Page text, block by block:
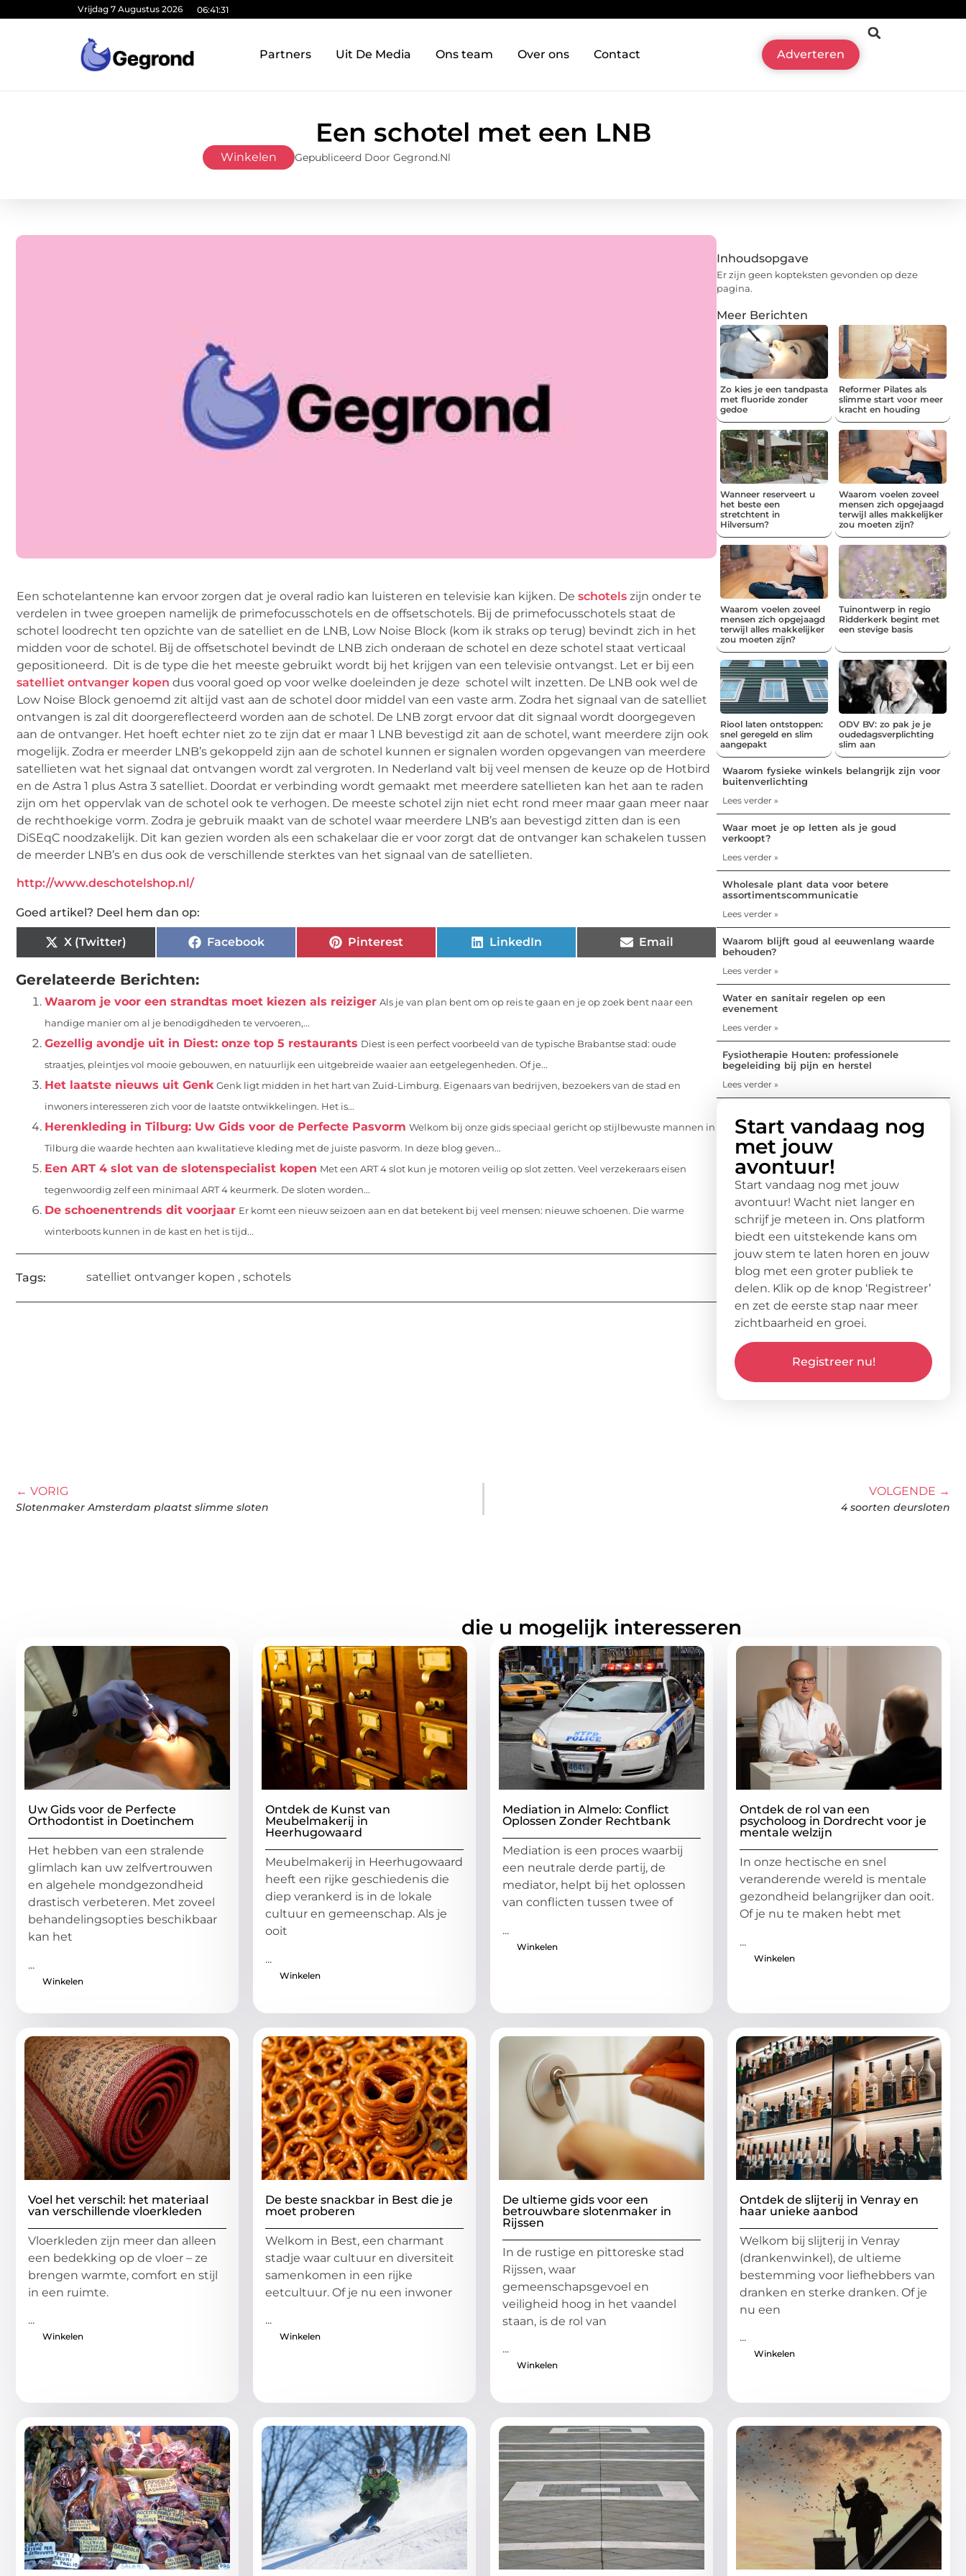
Vrijdag 7 Augustus 2026 06:41:32
Partners Uit De Media Ons team Over ons Contact Adverteren
Een schotel met een LNB
Winkelen Gepubliceerd Door Gegrond.nl
Een schotelantenne kan ervoor zorgen dat je overal radio kan luisteren en televisie kan kijken. De schotels zijn onder te
verdelen in twee groepen namelijk de primefocusschotels en de offsetschotels. Bij de primefocusschotels staat de
schotel loodrecht ten opzichte van de satelliet en de LNB, Low Noise Block (kom ik straks op terug) bevindt zich in het
midden voor de schotel. Bij de offsetschotel bevindt de LNB zich onderaan de schotel en deze schotel staat verticaal
gepositioneerd. Dit is de type die het meeste gebruikt wordt bij het krijgen van een televisie ontvangst. Let er bij een
satelliet ontvanger kopen dus vooral goed op voor welke doeleinden je deze schotel wilt inzetten. De LNB ook wel de
Low Noise Block genoemd zit altijd vast aan de schotel door middel van een vaste arm. Zodra het signaal van de satelliet
ontvangen is zal dit doorgereflecteerd worden aan de schotel. De LNB zorgt ervoor dat dit signaal wordt doorgegeven
aan de ontvanger. Het hoeft echter niet zo te zijn dat er maar 1 LNB bevestigd zit aan de schotel, want meerdere zijn ook
mogelijk. Zodra er meerder LNB’s gekoppeld zijn aan de schotel kunnen er signalen worden opgevangen van meerdere
satellieten wat het signaal dat ontvangen wordt zal vergroten. In Nederland valt bij veel mensen de keuze op de Hotbird
en de Astra 1 plus Astra 3 satelliet. Doordat er verbinding wordt gemaakt met meerdere satellieten kan het aan te raden
zijn om het oppervlak van de schotel ook te verhogen. De meeste schotel zijn niet echt rond meer maar gaan meer naar
de rechthoekige vorm. Zodra je gebruik maakt van de schotel waar meerdere LNB’s aan bevestigd zitten dan is een
DiSEqC noodzakelijk. Dit kan gezien worden als een schakelaar die er voor zorgt dat de ontvanger kan schakelen tussen
de meerder LNB’s en dus ook de verschillende sterktes van het signaal van de satellieten.
http://www.deschotelshop.nl/
Goed artikel? Deel hem dan op:
X (Twitter) Facebook Pinterest LinkedIn Email
Gerelateerde Berichten:
Waarom je voor een strandtas moet kiezen als reiziger Als je van plan bent om op reis te gaan en je op zoek bent naar een
handige manier om al je benodigdheden te vervoeren,...
Gezellig avondje uit in Diest: onze top 5 restaurants Diest is een perfect voorbeeld van de typische Brabantse stad: oude
straatjes, pleintjes vol mooie gebouwen, en natuurlijk een uitgebreide waaier aan eetgelegenheden. Of je...
Het laatste nieuws uit Genk Genk ligt midden in het hart van Zuid-Limburg. Eigenaars van bedrijven, bezoekers van de stad en
inwoners interesseren zich voor de laatste ontwikkelingen. Het is...
Herenkleding in Tilburg: Uw Gids voor de Perfecte Pasvorm Welkom bij onze gids speciaal gericht op stijlbewuste mannen in
Tilburg die waarde hechten aan kwalitatieve kleding met de juiste pasvorm. In deze blog geven...
Een ART 4 slot van de slotenspecialist kopen Met een ART 4 slot kun je motoren veilig op slot zetten. Veel verzekeraars eisen
tegenwoordig zelf een minimaal ART 4 keurmerk. De sloten worden...
De schoenentrends dit voorjaar Er komt een nieuw seizoen aan en dat betekent bij veel mensen: nieuwe schoenen. Die warme
winterboots kunnen in de kast en het is tijd...
Tags: satelliet ontvanger kopen , schotels
Inhoudsopgave
Er zijn geen kopteksten gevonden op deze
pagina.
Meer Berichten
Zo kies je een tandpasta
met fluoride zonder
gedoe
Reformer Pilates als
slimme start voor meer
kracht en houding
Wanneer reserveert u
het beste een
stretchtent in
Hilversum?
Waarom voelen zoveel
mensen zich opgejaagd
terwijl alles makkelijker
zou moeten zijn?
Waarom voelen zoveel
mensen zich opgejaagd
terwijl alles makkelijker
zou moeten zijn?
Tuinontwerp in regio
Ridderkerk begint met
een stevige basis
Riool laten ontstoppen:
snel geregeld en slim
aangepakt
ODV BV: zo pak je je
oudedagsverplichting
slim aan
Waarom fysieke winkels belangrijk zijn voor
buitenverlichting
Lees verder »
Waar moet je op letten als je goud
verkoopt?
Lees verder »
Wholesale plant data voor betere
assortimentscommunicatie
Lees verder »
Waarom blijft goud al eeuwenlang waarde
behouden?
Lees verder »
Water en sanitair regelen op een
evenement
Lees verder »
Fysiotherapie Houten: professionele
begeleiding bij pijn en herstel
Lees verder »
Start vandaag nog
met jouw
avontuur!
Start vandaag nog met jouw
avontuur! Wacht niet langer en
schrijf je meteen in. Ons platform
biedt een uitstekende kans om
jouw stem te laten horen en jouw
blog met een groter publiek te
delen. Klik op de knop ‘Registreer’
en zet de eerste stap naar meer
zichtbaarheid en groei.
Registreer nu!
← VORIG
Slotenmaker Amsterdam plaatst slimme sloten
VOLGENDE →
4 soorten deursloten
die u mogelijk interesseren
Uw Gids voor de Perfecte
Orthodontist in Doetinchem
Het hebben van een stralende
glimlach kan uw zelfvertrouwen
en algehele mondgezondheid
drastisch verbeteren. Met zoveel
behandelingsopties beschikbaar
kan het
...
Winkelen
Ontdek de Kunst van
Meubelmakerij in
Heerhugowaard
Meubelmakerij in Heerhugowaard
heeft een rijke geschiedenis die
diep verankerd is in de lokale
cultuur en gemeenschap. Als je
ooit
...
Winkelen
Mediation in Almelo: Conflict
Oplossen Zonder Rechtbank
Mediation is een proces waarbij
een neutrale derde partij, de
mediator, helpt bij het oplossen
van conflicten tussen twee of
...
Winkelen
Ontdek de rol van een
psycholoog in Dordrecht voor je
mentale welzijn
In onze hectische en snel
veranderende wereld is mentale
gezondheid belangrijker dan ooit.
Of je nu te maken hebt met
...
Winkelen
Voel het verschil: het materiaal
van verschillende vloerkleden
Vloerkleden zijn meer dan alleen
een bedekking op de vloer – ze
brengen warmte, comfort en stijl
in een ruimte.
...
Winkelen
De beste snackbar in Best die je
moet proberen
Welkom in Best, een charmant
stadje waar cultuur en diversiteit
samenkomen in een rijke
eetcultuur. Of je nu een inwoner
...
Winkelen
De ultieme gids voor een
betrouwbare slotenmaker in
Rijssen
In de rustige en pittoreske stad
Rijssen, waar
gemeenschapsgevoel en
veiligheid hoog in het vaandel
staan, is de rol van
...
Winkelen
Ontdek de slijterij in Venray en
haar unieke aanbod
Welkom bij slijterij in Venray
(drankenwinkel), de ultieme
bestemming voor liefhebbers van
dranken en sterke dranken. Of je
nu een
...
Winkelen